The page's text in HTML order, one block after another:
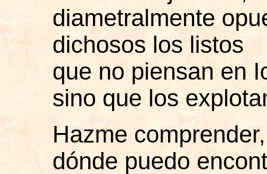
diametralmente
dichosos los listos
que no piensan en
sino que los
Hazme
dónde puedo